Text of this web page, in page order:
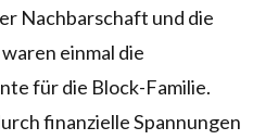
Nachbarschaft und die
einmal die
für die Block-Familie.
finanzielle Spannungen